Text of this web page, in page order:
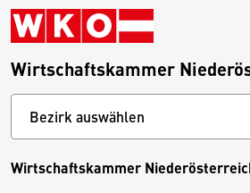
Wirtschaftskammer
Wirtschaftskammer